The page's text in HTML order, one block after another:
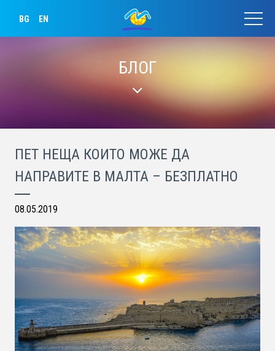
BG EN
БЛОГ
ПЕТ НЕЩА КОИТО МОЖЕ ДА
НАПРАВИТЕ В МАЛТА – БЕЗПЛАТНО
08.05.2019